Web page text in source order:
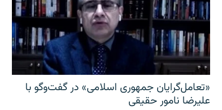
«تعامل‌گرایان جمهوری اسلامی» در گفت‌وگو با
علیرضا نامور حقیقی